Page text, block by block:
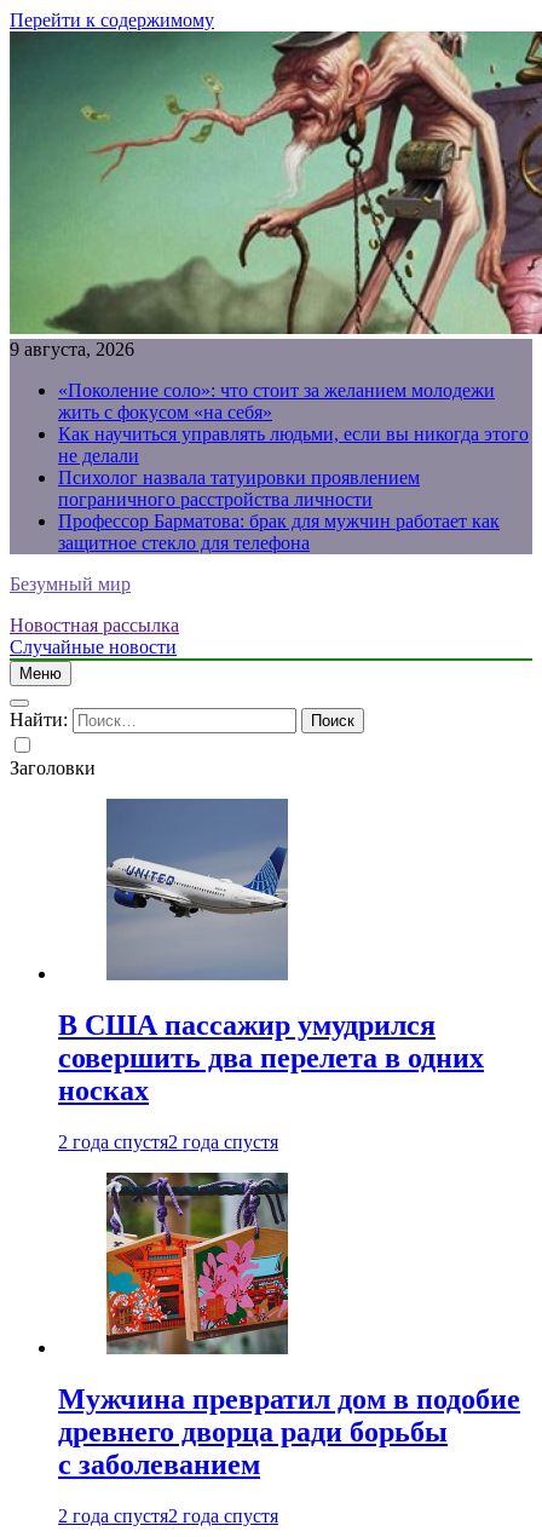
Перейти к содержимому
9 августа, 2026
«Поколение соло»: что стоит за желанием молодежи
жить с фокусом «на себя»
Как научиться управлять людьми, если вы никогда этого
не делали
Психолог назвала татуировки проявлением
пограничного расстройства личности
Профессор Барматова: брак для мужчин работает как
защитное стекло для телефона
Безумный мир
Новостная рассылка
Случайные новости
Меню
Найти:
Заголовки
В США пассажир умудрился
совершить два перелета в одних
носках
2 года спустя2 года спустя
Мужчина превратил дом в подобие
древнего дворца ради борьбы
с заболеванием
2 года спустя2 года спустя